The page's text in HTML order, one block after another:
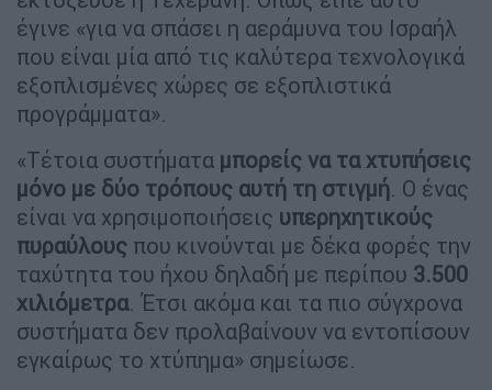
έγινε «για να σπάσει η αεράμυνα του Ισραήλ
που είναι μία από τις καλύτερα τεχνολογικά
εξοπλισμένες χώρες σε εξοπλιστικά
προγράμματα».
«Τέτοια συστήματα μπορείς να τα χτυπήσεις
μόνο με δύο τρόπους αυτή τη στιγμή. Ο ένας
είναι να χρησιμοποιήσεις υπερηχητικούς
πυραύλους που κινούνται με δέκα φορές την
ταχύτητα του ήχου δηλαδή με περίπου 3.500
χιλιόμετρα. Έτσι ακόμα και τα πιο σύγχρονα
συστήματα δεν προλαβαίνουν να εντοπίσουν
εγκαίρως το χτύπημα» σημείωσε.